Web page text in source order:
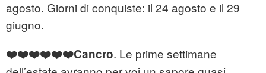
agosto. Giorni di conquiste: il 24 agosto e il 29
giugno.
❤️❤️❤️❤️❤️❤️Cancro. Le prime settimane